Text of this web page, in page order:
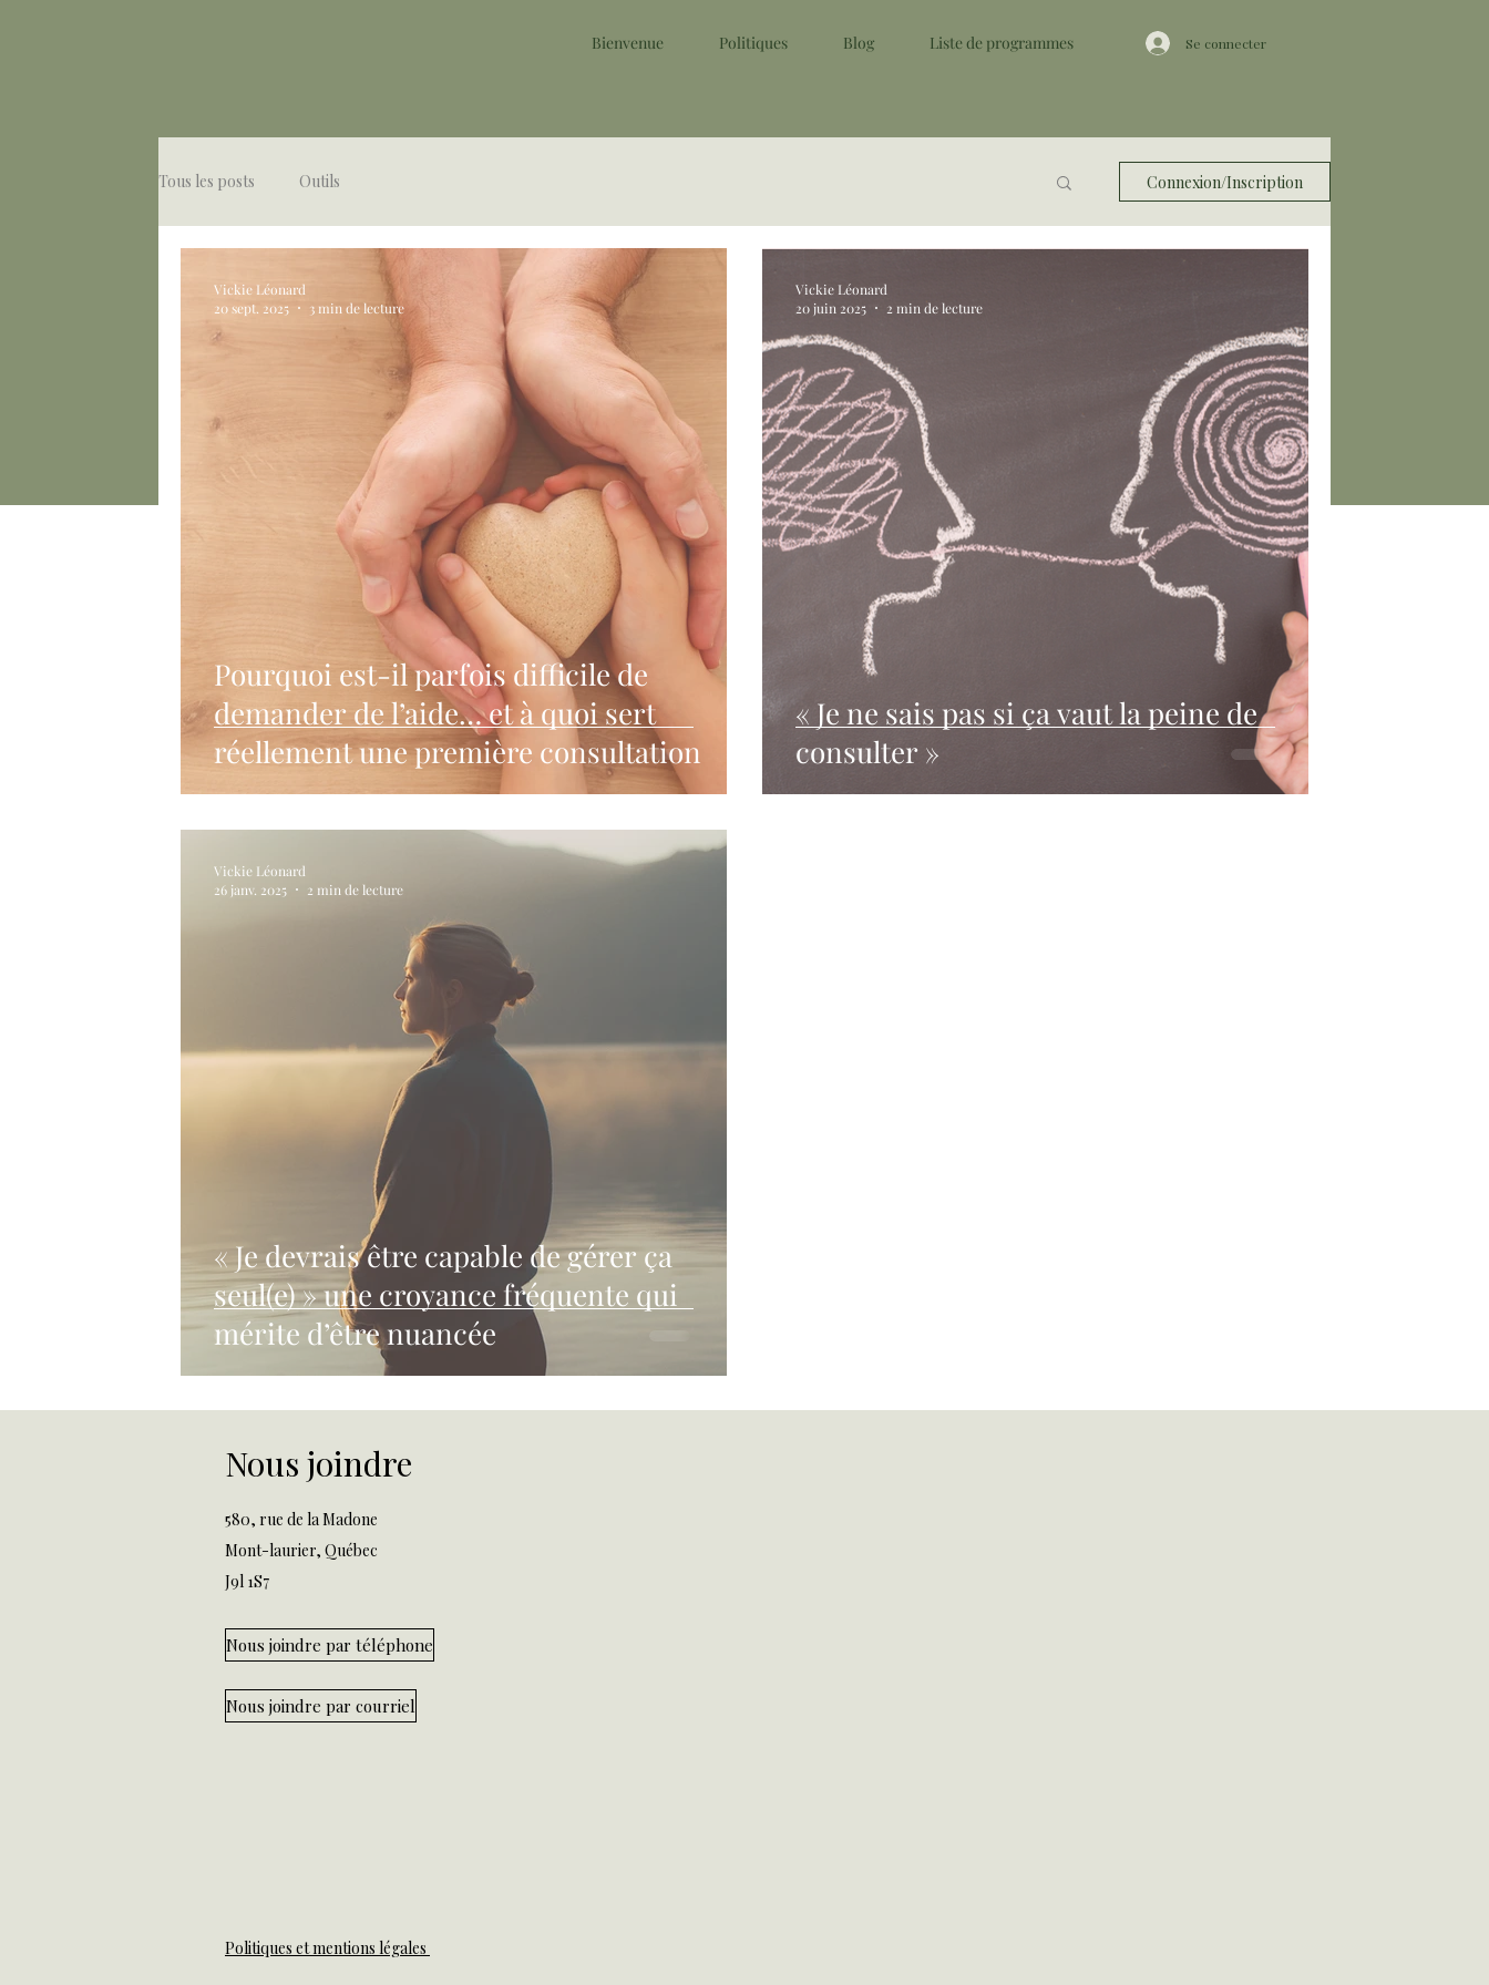
Bienvenue Politiques Blog Liste de programmes Se connecter
Tous les posts Outils Connexion/Inscription
Pourquoi est-il parfois difficile de
demander de l’aide… et à quoi sert
réellement une première consultation
Vickie Léonard
20 sept. 2025
3 min de lecture
« Je ne sais pas si ça vaut la peine de
consulter »
Vickie Léonard
20 juin 2025
2 min de lecture
« Je devrais être capable de gérer ça
seul(e) » une croyance fréquente qui
mérite d’être nuancée
Vickie Léonard
26 janv. 2025
2 min de lecture
Nous joindre
580, rue de la Madone
Mont-laurier, Québec
J9l 1S7
Nous joindre par téléphone
Nous joindre par courriel
Politiques et mentions légales